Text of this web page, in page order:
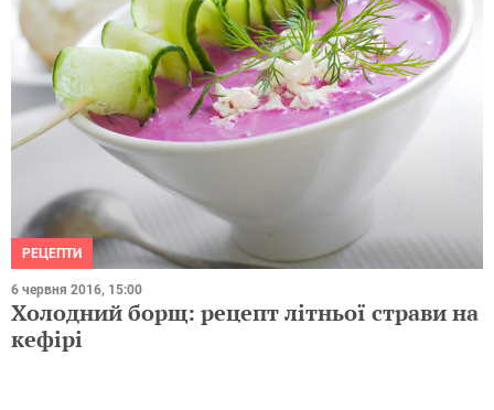
РЕЦЕПТИ
6 червня 2016, 15:00
Холодний борщ: рецепт літньої страви на
кефірі